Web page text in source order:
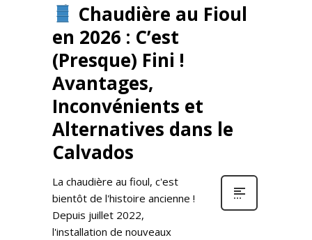
Chaudière au Fioul
en 2026 : C’est
(Presque) Fini !
Avantages,
Inconvénients et
Alternatives dans le
Calvados
La chaudière au fioul, c'est
bientôt de l'histoire ancienne !
Depuis juillet 2022,
l'installation de nouveaux